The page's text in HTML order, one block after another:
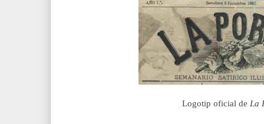
Logotip oficial de La